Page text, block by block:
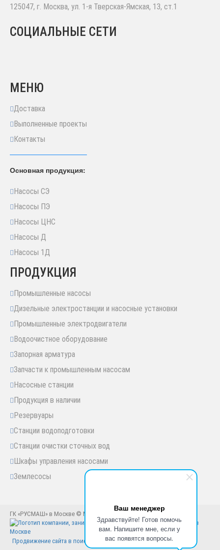
Ваш менеджер
Здравствуйте! Готов помочь
вам. Напишите мне, если у
вас появятся вопросы.
125047, г. Москва, ул. 1-я Тверская-Ямская, 13, ст.1
СОЦИАЛЬНЫЕ СЕТИ
МЕНЮ
Доставка
Выполненные проекты
Контакты
Основная продукция:
Насосы СЭ
Насосы ПЭ
Насосы ЦНС
Насосы Д
Насосы 1Д
ПРОДУКЦИЯ
Промышленные насосы
Дизельные электростанции и насосные установки
Промышленные электродвигатели
Водоочистное оборудование
Запорная арматура
Запчасти к промышленным насосам
Насосные станции
Продукция в наличии
Резервуары
Станции водоподготовки
Станции очистки сточных вод
Шкафы управления насосами
Землесосы
ГК «РУСМАШ» в Москве © Москва, 2005-2025 год
Продвижение сайта в поисковиках